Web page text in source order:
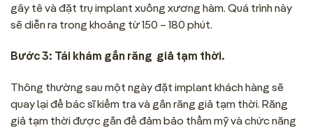
gây tê và đặt trụ implant xuống xương hàm. Quá trình này
sẽ diễn ra trong khoảng từ 150 – 180 phút.
Bước 3: Tái khám gắn răng giả tạm thời.
Thông thường sau một ngày đặt implant khách hàng sẽ
quay lại để bác sĩ kiểm tra và gắn răng giả tạm thời. Răng
giả tạm thời được gắn để đảm bảo thẩm mỹ và chức năng